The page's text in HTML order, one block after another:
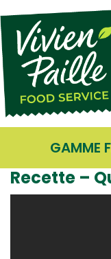
GAMME
Recette –